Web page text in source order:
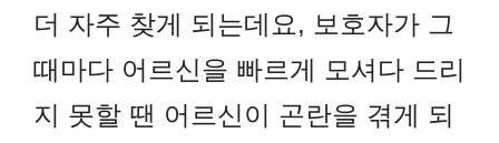
더 자주 찾게 되는데요, 보호자가 그
때마다 어르신을 빠르게 모셔다 드리
지 못할 땐 어르신이 곤란을 겪게 되